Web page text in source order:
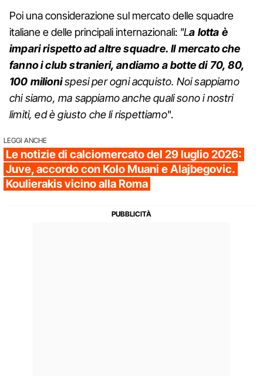
Poi una considerazione sul mercato delle squadre
italiane e delle principali internazionali: "La lotta è
impari rispetto ad altre squadre. Il mercato che
fanno i club stranieri, andiamo a botte di 70, 80,
100 milionispesi per ogni acquisto. Noi sappiamo
chi siamo, ma sappiamo anche quali sono i nostri
limiti, ed è giusto che li rispettiamo".
LEGGI ANCHE
Le notizie di calciomercato del 29 luglio 2026:
Juve, accordo con Kolo Muani e Alajbegovic.
Koulierakis vicino alla Roma